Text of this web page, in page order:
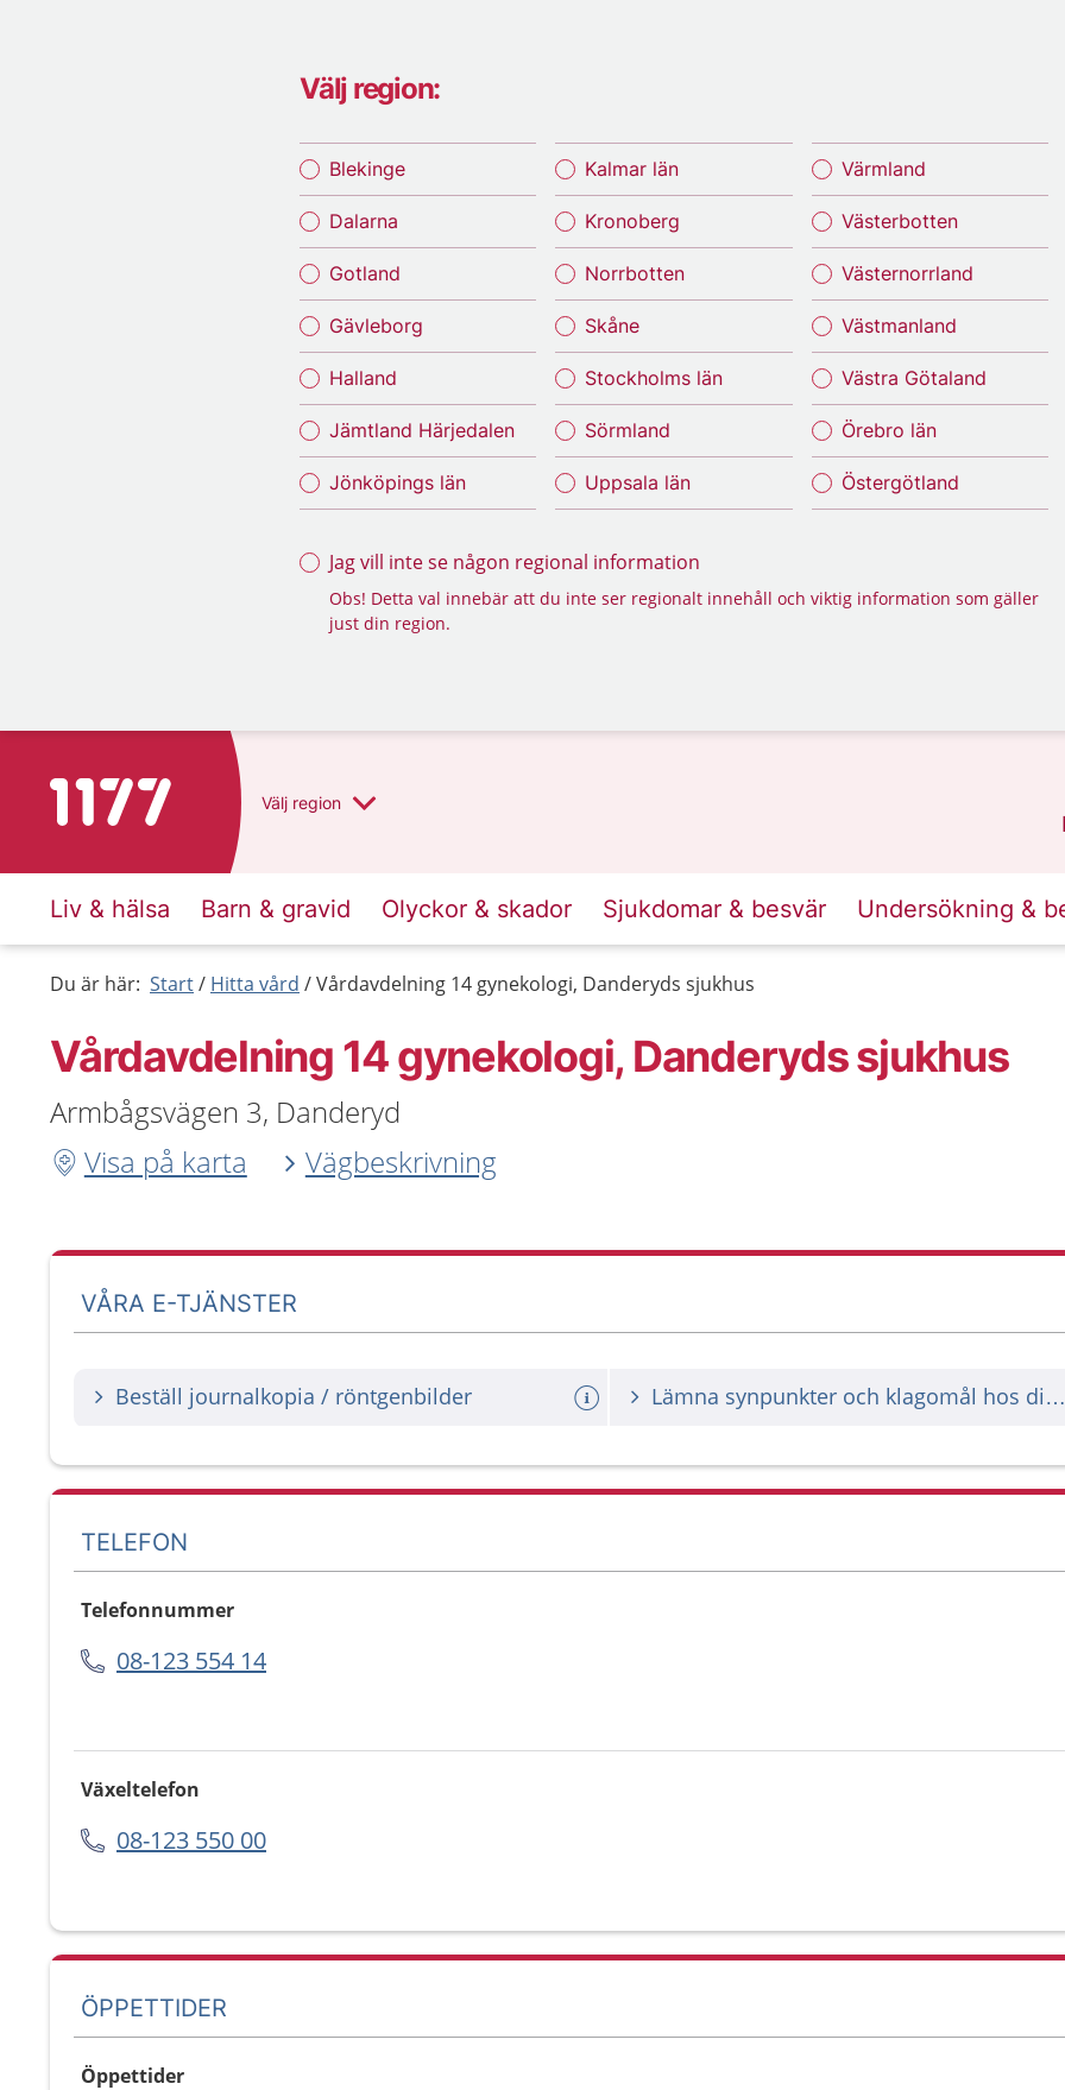
Välj region:
Blekinge
Dalarna
Gotland
Gävleborg
Halland
Jämtland Härjedalen
Jönköpings län
Kalmar län
Kronoberg
Norrbotten
Skåne
Stockholms län
Sörmland
Uppsala län
Värmland
Västerbotten
Västernorrland
Västmanland
Västra Götaland
Örebro län
Östergötland
Jag vill inte se någon regional information
Obs! Detta val innebär att du inte ser regionalt innehåll och viktig information som gäller
just din region.
Till startsidan för 1177 Välj region
Liv & hälsa Barn & gravid Olyckor & skador Sjukdomar & besvär Undersökning &
Du är här: Start Hitta vård Vårdavdelning 14 gynekologi, Danderyds sjukhus
Vårdavdelning 14 gynekologi, Danderyds sjukhus
Armbågsvägen 3, Danderyd
Visa på karta
Vägbeskrivning
VÅRA E-TJÄNSTER
Beställ journalkopia / röntgenbilder Lämna synpunkter och klagomål hos din vårdgivare
TELEFON
Telefonnummer
08-123 554 14
Växeltelefon
08-123 550 00
ÖPPETTIDER
Öppettider